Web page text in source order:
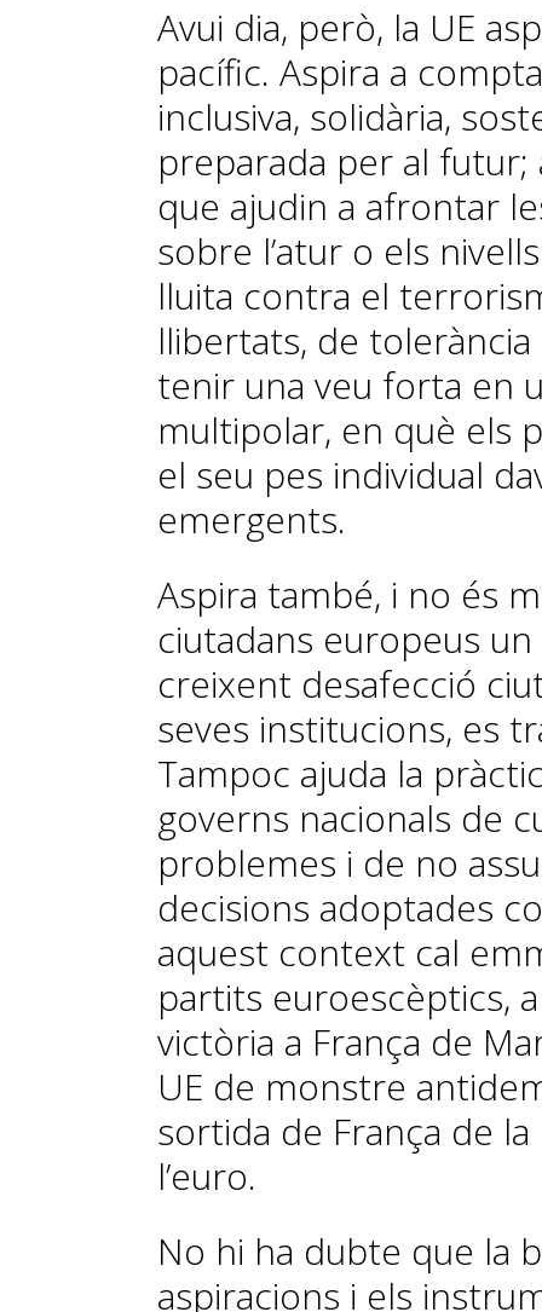
Avui dia, però, la UE
pacífic. Aspira a
inclusiva, solidària,
preparada per al
que ajudin a afrontar
sobre l’atur o els
lluita contra el
llibertats, de tolerància
tenir una veu forta en
multipolar, en què els
el seu pes individual
emergents.
Aspira també, i no és
ciutadans europeus un
creixent desafecció
seves institucions, es
Tampoc ajuda la
governs nacionals de
problemes i de no
decisions adoptades
aquest context cal
partits euroescèptics,
victòria a França de
UE de monstre
sortida de França de
l’euro.
No hi ha dubte que la
aspiracions i els